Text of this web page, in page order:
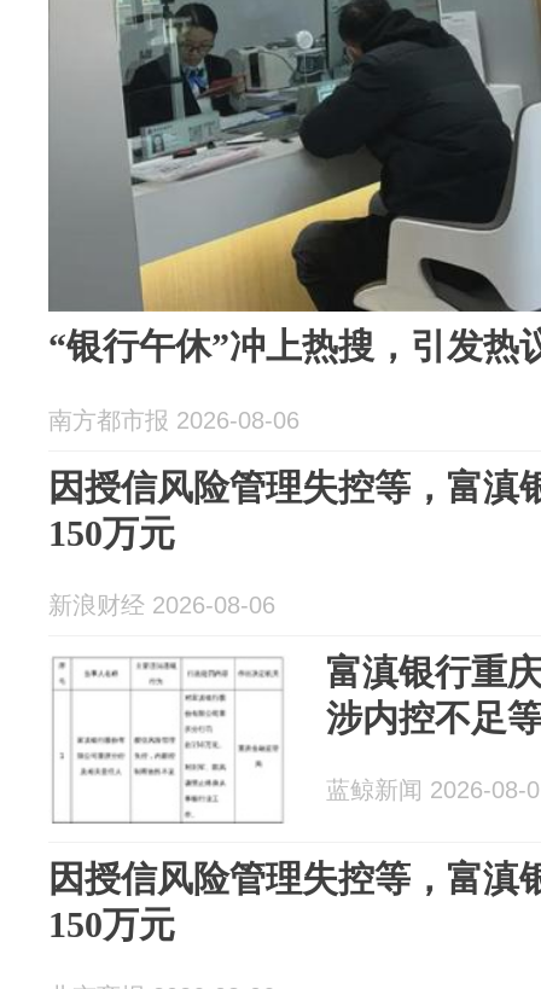
“银行午休”冲上热搜，引发热
南方都市报 2026-08-06
因授信风险管理失控等，富滇
150万元
新浪财经 2026-08-06
富滇银行重
涉内控不足
蓝鲸新闻 2026-08-
因授信风险管理失控等，富滇
150万元